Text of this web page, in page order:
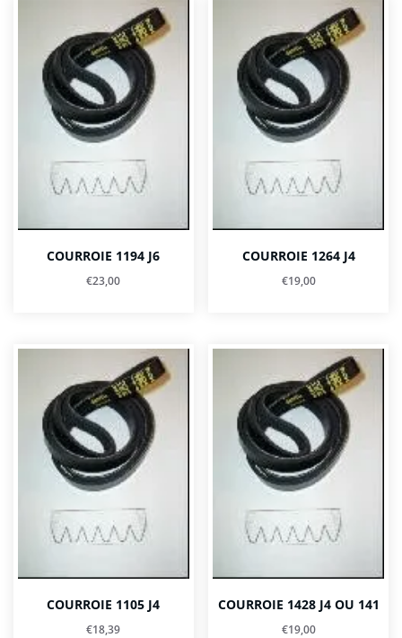
COURROIE 1194 J6
€23,00
COURROIE 1264 J4
€19,00
COURROIE 1105 J4
€18,39
COURROIE 1428 J4 OU 141
€19,00